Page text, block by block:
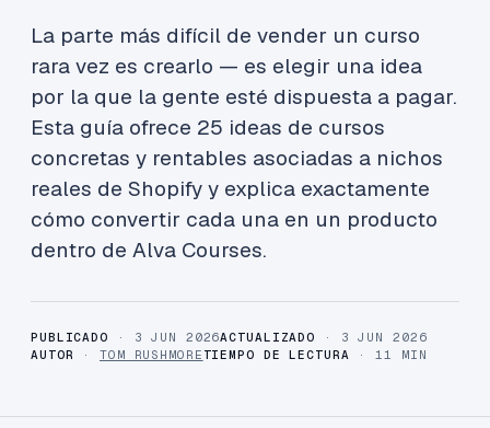
La parte más difícil de vender un curso
rara vez es crearlo — es elegir una idea
por la que la gente esté dispuesta a pagar.
Esta guía ofrece 25 ideas de cursos
concretas y rentables asociadas a nichos
reales de Shopify y explica exactamente
cómo convertir cada una en un producto
dentro de Alva Courses.
PUBLICADO · 3 JUN 2026ACTUALIZADO · 3 JUN 2026
AUTOR
·TOM RUSHMORE TIEMPO DE LECTURA · 11 MIN